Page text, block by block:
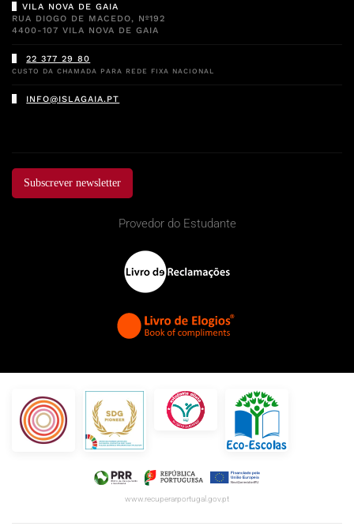
VILA NOVA DE GAIA
RUA DIOGO DE MACEDO, Nº192
4400-107 VILA NOVA DE GAIA
22 377 29 80
CUSTO DA CHAMADA PARA REDE FIXA NACIONAL
INFO@ISLAGAIA.PT
Subscrever newsletter
Provedor do Estudante
www.recuperarportugal.gov.pt